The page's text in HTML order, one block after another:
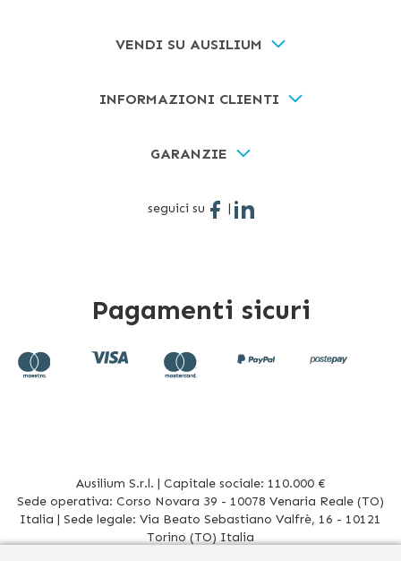
VENDI SU AUSILIUM
INFORMAZIONI CLIENTI
GARANZIE
seguici su |
Pagamenti sicuri
Ausilium S.r.l. | Capitale sociale: 110.000 €
Sede operativa: Corso Novara 39 - 10078 Venaria Reale (TO)
Italia | Sede legale: Via Beato Sebastiano Valfrè, 16 - 10121
Torino (TO) Italia